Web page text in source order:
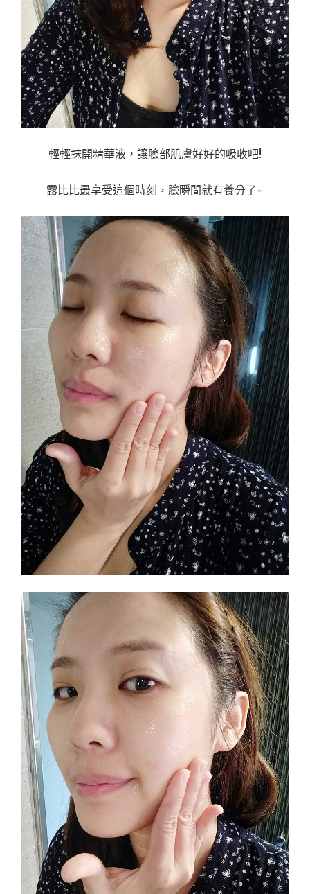
輕輕抹開精華液，讓臉部肌膚好好的吸收吧!
露比比最享受這個時刻，臉瞬間就有養分了~